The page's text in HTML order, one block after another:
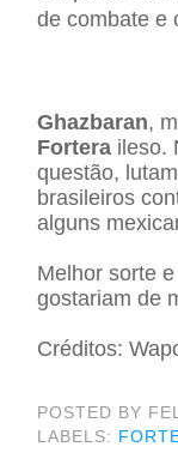
de combate e
Ghazbaran,
Fortera ileso.
questão,
brasileiros
alguns
Melhor sorte
gostariam de
Créditos:
POSTED BY
LABELS: